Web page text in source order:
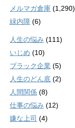
メルマガ倉庫 (1,290)
緑内障 (6)
人生の悩み (111)
いじめ (10)
ブラック企業 (5)
人生のどん底 (2)
人間関係 (8)
仕事の悩み (12)
嫌な上司 (4)